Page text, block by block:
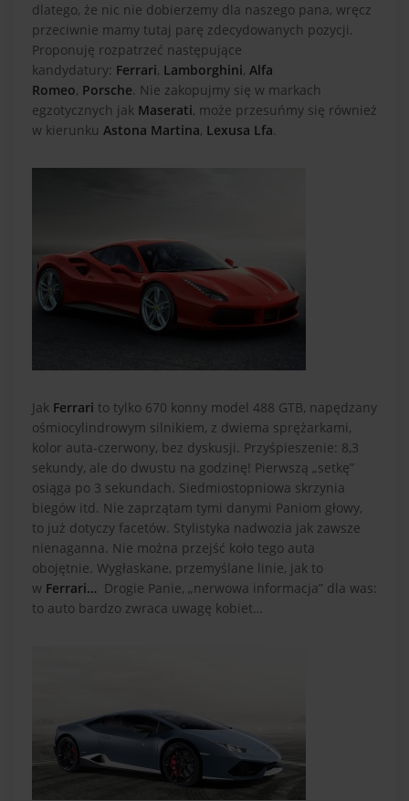
dlatego, że nic nie dobierzemy dla naszego pana, wręcz
przeciwnie mamy tutaj parę zdecydowanych pozycji.
Proponuję rozpatrzeć następujące
kandydatury: Ferrari, Lamborghini, Alfa
Romeo, Porsche. Nie zakopujmy się w markach
egzotycznych jak Maserati, może przesuńmy się również
w kierunku Astona Martina, Lexusa Lfa.
Jak Ferrari to tylko 670 konny model 488 GTB, napędzany
ośmiocylindrowym silnikiem, z dwiema sprężarkami,
kolor auta-czerwony, bez dyskusji. Przyśpieszenie: 8,3
sekundy, ale do dwustu na godzinę! Pierwszą „setkę”
osiąga po 3 sekundach. Siedmiostopniowa skrzynia
biegów itd. Nie zaprzątam tymi danymi Paniom głowy,
to już dotyczy facetów. Stylistyka nadwozia jak zawsze
nienaganna. Nie można przejść koło tego auta
obojętnie. Wygłaskane, przemyślane linie, jak to
w Ferrari… Drogie Panie, „nerwowa informacja” dla was:
to auto bardzo zwraca uwagę kobiet…